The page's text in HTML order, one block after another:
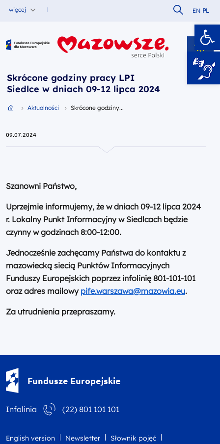
więcej Szukaj w
EN PL
Fundusze Europejskie dla Mazowsza
Skrócone godziny pracy LPI
Siedlce w dniach 09-12 lipca 2024
Przejdź do strony głównej portalu
Aktualności Skrócone godziny...
09.07.2024
Szanowni Państwo,
Uprzejmie informujemy, że w dniach 09-12 lipca 2024
r. Lokalny Punkt Informacyjny w Siedlcach będzie
czynny w godzinach 8:00-12:00.
Jednocześnie zachęcamy Państwa do kontaktu z
mazowiecką siecią Punktów Informacyjnych
Funduszy Europejskich poprzez infolinię 801-101-101
oraz adres mailowy pife.warszawa@mazowia.eu.
Za utrudnienia przepraszamy.
Fundusze Europejskie
Infolinia (22) 801 101 101
English version Newsletter
Słownik pojęć